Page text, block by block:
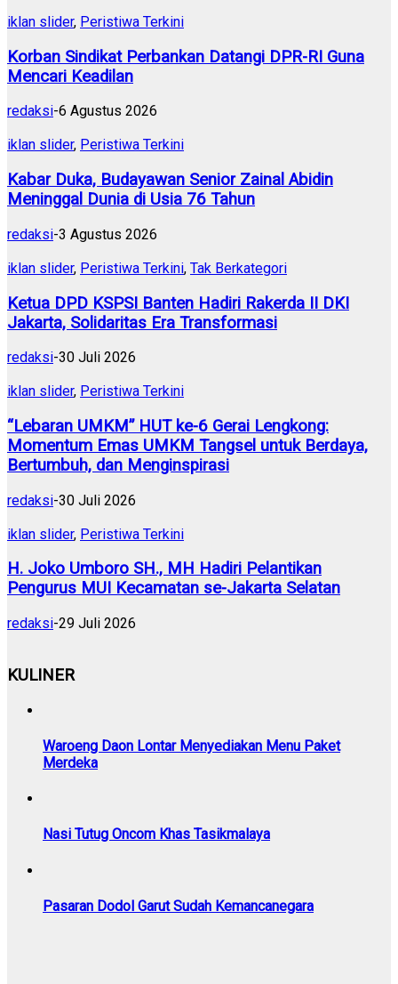
iklan slider, Peristiwa Terkini
Korban Sindikat Perbankan Datangi DPR-RI Guna
Mencari Keadilan
redaksi-6 Agustus 2026
iklan slider, Peristiwa Terkini
Kabar Duka, Budayawan Senior Zainal Abidin
Meninggal Dunia di Usia 76 Tahun
redaksi-3 Agustus 2026
iklan slider, Peristiwa Terkini, Tak Berkategori
Ketua DPD KSPSI Banten Hadiri Rakerda II DKI
Jakarta, Solidaritas Era Transformasi
redaksi-30 Juli 2026
iklan slider, Peristiwa Terkini
“Lebaran UMKM” HUT ke-6 Gerai Lengkong:
Momentum Emas UMKM Tangsel untuk Berdaya,
Bertumbuh, dan Menginspirasi
redaksi-30 Juli 2026
iklan slider, Peristiwa Terkini
H. Joko Umboro SH., MH Hadiri Pelantikan
Pengurus MUI Kecamatan se-Jakarta Selatan
redaksi-29 Juli 2026
KULINER
Waroeng Daon Lontar Menyediakan Menu Paket
Merdeka
Nasi Tutug Oncom Khas Tasikmalaya
Pasaran Dodol Garut Sudah Kemancanegara